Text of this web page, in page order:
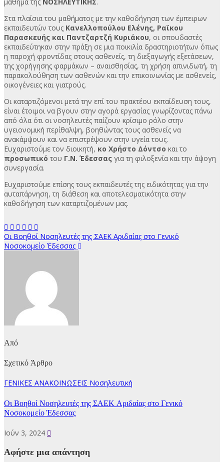
Στα πλαίσια του μαθήματος με την καθοδήγηση των έμπειρων
εκπαιδευτών τους Κανελλοπούλου Ελένης, Ραϊκου
Παρασκευής και Παντζαρτζή Κυριάκου, οι σπουδαστές
εκπαιδεύτηκαν στην πράξη σε μια ποικιλία δραστηριοτήτων όπως
η παροχή φροντίδας στους ασθενείς, τη διεξαγωγής εξετάσεων,
της χορήγησης φαρμάκων – αναισθησίας, τη χρήση απινιδωτή, τη
παρακολούθηση των ασθενών και την επικοινωνίας με ασθενείς,
οικογένειες και γιατρούς.
Οι καταρτιζόμενοι μετά την επί του πρακτέου εκπαίδευση τους,
είναι έτοιμοι να βγουν στην αγορά εργασίας γνωρίζοντας πάνω
από όλα ότι οι νοσηλευτές παίζουν κρίσιμο ρόλο στην
υγειονομική περίθαλψη, βοηθώντας τους ασθενείς να
ανακάμψουν και να επιστρέψουν στην υγεία τους.
Ευχαριστούμε τον διοικητή, κο Χρήστο Δόντσο και το
προσωπικό του Γ.Ν. Έδεσσας για τη φιλοξενία και την άψογη
συνεργασία.
Ευχαριστούμε επίσης τους εκπαιδευτές της ειδικότητας για την
αυταπάρνηση, τη διάθεση και αποτελεσματικότητα στην
καθοδήγηση των καταρτιζομένων μας.
Πλοήγηση
Οι Βοηθοί Νοσηλευτές της ΣΑΕΚ Αριδαίας στο Γενικό
Νοσοκομείο Έδεσσας
Από
Σχετικό Άρθρο
ΓΕΝΙΚΕΣ ΑΝΑΚΟΙΝΩΣΕΙΣ Νοσηλευτική
Οι Βοηθοί Νοσηλευτές της ΣΑΕΚ Αριδαίας στο Γενικό
Νοσοκομείο Έδεσσας
Ιούν 3, 2024
Αφήστε μια απάντηση